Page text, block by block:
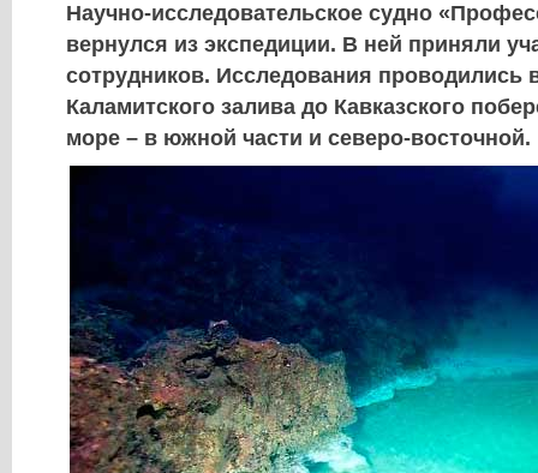
Научно-исследовательское судно
вернулся из экспедиции. В ней приняли
сотрудников. Исследования проводились
Каламитского залива до Кавказского
море – в южной части и северо-восточной.